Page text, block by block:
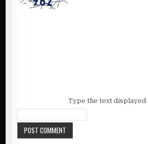
Type the text displayed